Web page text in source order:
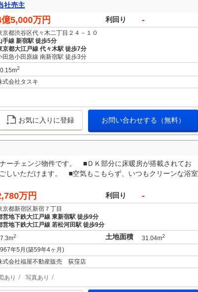
社売主
5,000万円 利回り -
京都渋谷区代々木二丁目２４－１０
手線 新宿駅 徒歩5分
京都大江戸線 代々木駅 徒歩7分
田急小田原線 南新宿駅 徒歩3分
2
式会社タスキ
お気に入りに登録 お問い合わせする（無料）
ーチェンジ物件です。 ■ＤＫ部分に床暖房が搭載されてお
しいただけます。 ■空気もこもらず、いつもクリーンな浴室
万円 利回り -
京都新宿区新宿７丁目
営地下鉄大江戸線 東新宿駅 徒歩9分
営地下鉄大江戸線 若松河田駅 徒歩9分
2 土地面積 31.04m2
年5月(築59年4ヶ月)
式会社福屋不動産販売 荻窪店
あり 写真あり